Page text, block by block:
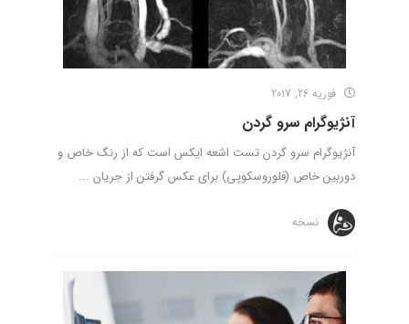
فوریه 26, 2017
آنژیوگرام سرو گردن
آنژیوگرام سرو گردن تست اشعه ایکس است که از رنگ خاص و
دوربین خاص (فلوروسکوپی) برای عکس گرفتن از جریان ...
نسخه